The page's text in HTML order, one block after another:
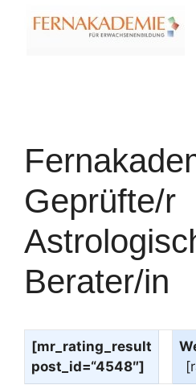
Geprüfte/r
Berater/in
[mr_rating_result
post_id=“4548″]